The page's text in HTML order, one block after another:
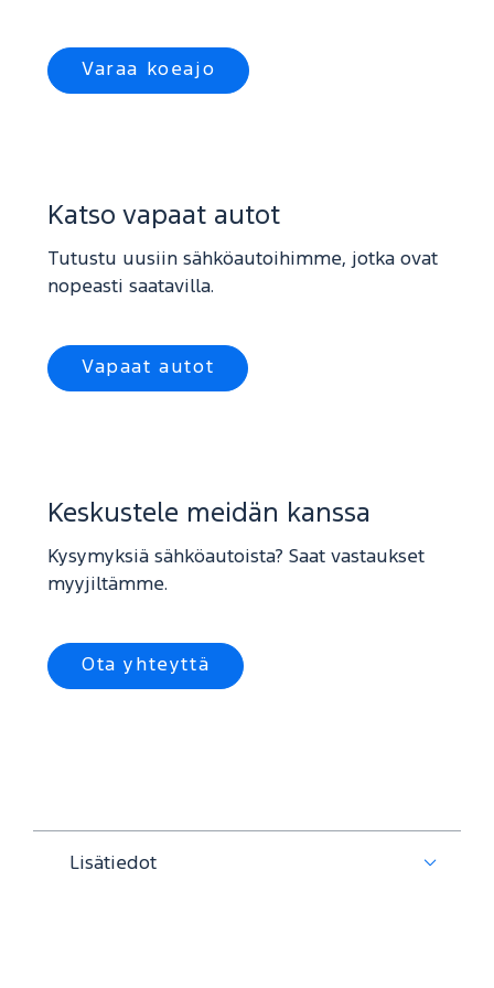
Varaa koeajo
Katso vapaat autot
Tutustu uusiin sähköautoihimme, jotka ovat
nopeasti saatavilla.
Vapaat autot
Keskustele meidän kanssa
Kysymyksiä sähköautoista? Saat vastaukset
myyjiltämme.
Ota yhteyttä
Lisätiedot